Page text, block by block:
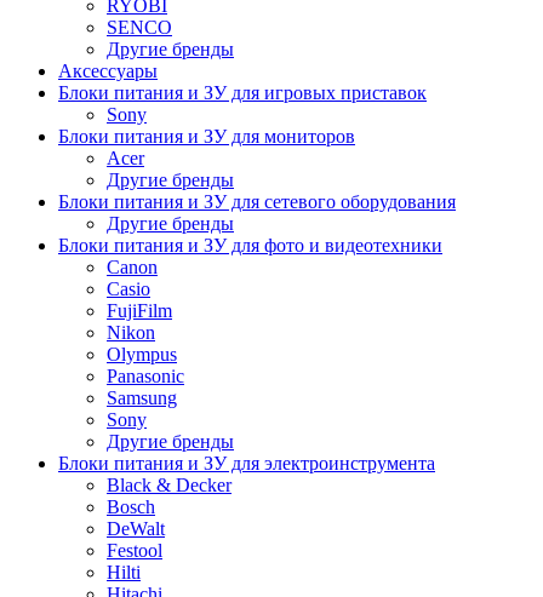
RYOBI
SENCO
Другие бренды
Аксессуары
Блоки питания и ЗУ для игровых приставок
Sony
Блоки питания и ЗУ для мониторов
Acer
Другие бренды
Блоки питания и ЗУ для сетевого оборудования
Другие бренды
Блоки питания и ЗУ для фото и видеотехники
Canon
Casio
FujiFilm
Nikon
Olympus
Panasonic
Samsung
Sony
Другие бренды
Блоки питания и ЗУ для электроинструмента
Black & Decker
Bosch
DeWalt
Festool
Hilti